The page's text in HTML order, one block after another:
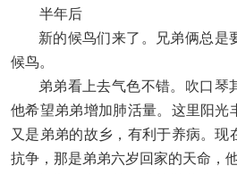
半年后
新的候鸟们来了。兄弟俩总是
候鸟。
弟弟看上去气色不错。吹口琴
他希望弟弟增加肺活量。这里阳光
又是弟弟的故乡，有利于养病。现
抗争，那是弟弟六岁回家的天命，